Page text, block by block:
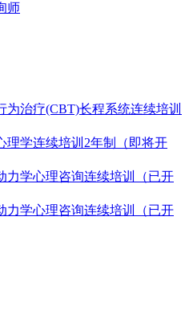
师
为治疗(CBT)长程系统连续培训
理学连续培训2年制（即将开
力学心理咨询连续培训（已开
力学心理咨询连续培训（已开